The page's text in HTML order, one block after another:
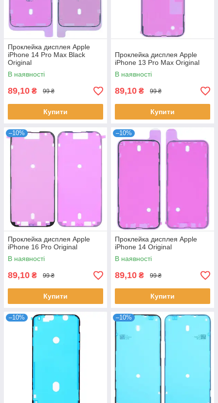
Проклейка дисплея Apple
iPhone 14 Pro Max Black
Original
В наявності
89,10 ₴ 99 ₴
Купити
Проклейка дисплея Apple
iPhone 13 Pro Max Original
В наявності
89,10 ₴ 99 ₴
Купити
–10%
Проклейка дисплея Apple
iPhone 16 Pro Original
В наявності
89,10 ₴ 99 ₴
Купити
–10%
Проклейка дисплея Apple
iPhone 14 Original
В наявності
89,10 ₴ 99 ₴
Купити
–10% –10%